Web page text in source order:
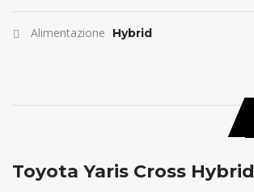
Alimentazione Hybrid
ANTICIPO 0
Toyota Yaris Cross Hybrid